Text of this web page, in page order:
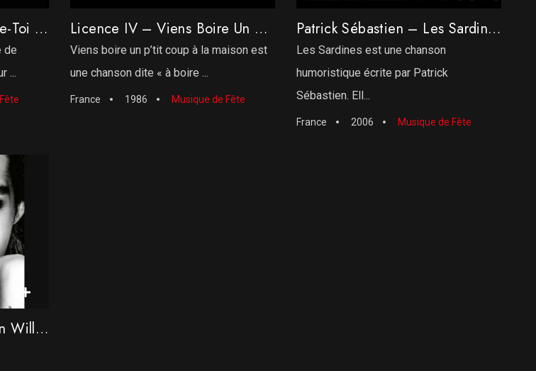
Collectif Metissé – Laisse-Toi Aller Bébé
de
...
Licence IV – Viens Boire Un P’tit Coup À La Maison
Viens boire un p’tit coup à la maison est
une chanson dite « à boire ...
France 1986 Musique de Fête
Patrick Sébastien – Les Sardines
Les Sardines est une chanson
humoristique écrite par Patrick
Sébastien. Ell...
France 2006 Musique de Fête
Rhithm Parteez Ft. Sharon Williams – Life Is So Strong